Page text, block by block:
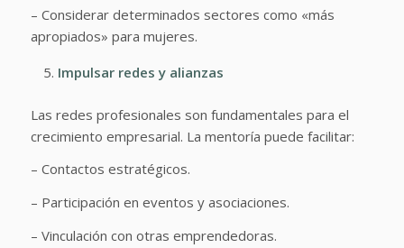
– Considerar determinados sectores como «más
apropiados» para mujeres.
Impulsar redes y alianzas
Las redes profesionales son fundamentales para el
crecimiento empresarial. La mentoría puede facilitar:
– Contactos estratégicos.
– Participación en eventos y asociaciones.
– Vinculación con otras emprendedoras.